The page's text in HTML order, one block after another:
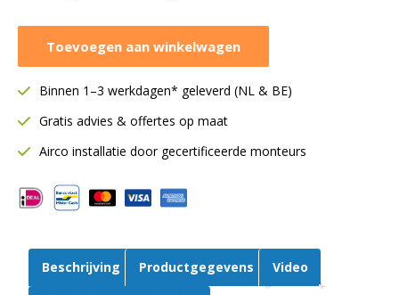
wandmodel
3,5
kW
split
|
KIT-
Toevoegen aan winkelwagen
Binnen 1–3 werkdagen* geleverd (NL & BE)
Gratis advies & offertes op maat
Airco installatie door gecertificeerde monteurs
Beschrijving Productgegevens Video